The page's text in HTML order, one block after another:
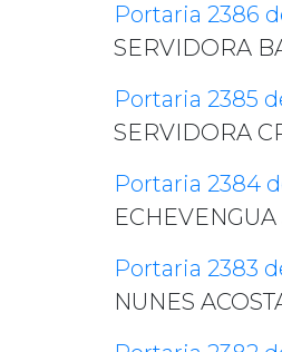
Portaria 2386
SERVIDORA
Portaria 2385
SERVIDORA
Portaria 2384
Portaria 2383
NUNES